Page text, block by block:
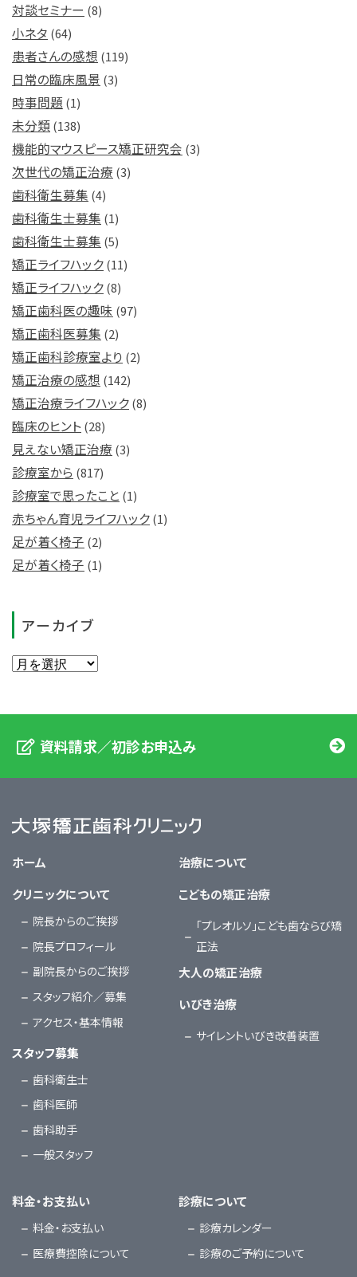
対談セミナー (8)
小ネタ (64)
患者さんの感想 (119)
日常の臨床風景 (3)
時事問題 (1)
未分類(138)
機能的マウスピース矯正研究会 (3)
次世代の矯正治療 (3)
歯科衛生募集 (4)
歯科衛生士募集 (1)
歯科衛生士募集 (5)
矯正ライフハック(11)
矯正ライフハック(8)
矯正歯科医の趣味 (97)
矯正歯科医募集 (2)
矯正歯科診療室より (2)
矯正治療の感想 (142)
矯正治療ライフハック(8)
臨床のヒント(28)
見えない矯正治療 (3)
診療室から (817)
診療室で思ったこと (1)
赤ちゃん育児ライフハック(1)
足が着く椅子 (2)
足が着く椅子 (1)
アーカイブ
資料請求／初診お申込み
ホーム
クリニックについて
院長からのご挨拶
院長プロフィール
副院長からのご挨拶
スタッフ紹介／募集
アクセス・基本情報
スタッフ募集
歯科衛生士
歯科医師
歯科助手
一般スタッフ
治療について
こどもの矯正治療
「プレオルソ」こども歯ならび矯
正法
大人の矯正治療
いびき治療
サイレントいびき改善装置
料金・お支払い
料金・お支払い
医療費控除について
診療について
診療カレンダー
診療のご予約について